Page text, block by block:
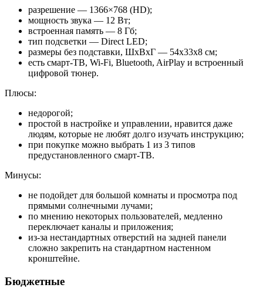
разрешение — 1366×768 (HD);
мощность звука — 12 Вт;
встроенная память — 8 Гб;
тип подсветки — Direct LED;
размеры без подставки, ШхВхГ — 54x33x8 см;
есть смарт-ТВ, Wi-Fi, Bluetooth, AirPlay и встроенный
цифровой тюнер.
Плюсы:
недорогой;
простой в настройке и управлении, нравится даже
людям, которые не любят долго изучать инструкцию;
при покупке можно выбрать 1 из 3 типов
предустановленного смарт-ТВ.
Минусы:
не подойдет для большой комнаты и просмотра под
прямыми солнечными лучами;
по мнению некоторых пользователей, медленно
переключает каналы и приложения;
из-за нестандартных отверстий на задней панели
сложно закрепить на стандартном настенном
кронштейне.
Бюджетные